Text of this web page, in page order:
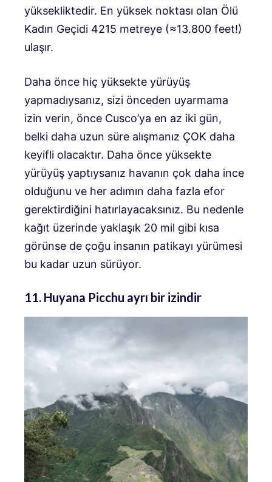
yüksekliktedir. En yüksek noktası olan Ölü
Kadın Geçidi 4215 metreye (≈13.800 feet!)
ulaşır.
Daha önce hiç yüksekte yürüyüş
yapmadıysanız, sizi önceden uyarmama
izin verin, önce Cusco’ya en az iki gün,
belki daha uzun süre alışmanız ÇOK daha
keyifli olacaktır. Daha önce yüksekte
yürüyüş yaptıysanız havanın çok daha ince
olduğunu ve her adımın daha fazla efor
gerektirdiğini hatırlayacaksınız. Bu nedenle
kağıt üzerinde yaklaşık 20 mil gibi kısa
görünse de çoğu insanın patikayı yürümesi
bu kadar uzun sürüyor.
11. Huyana Picchu ayrı bir izindir